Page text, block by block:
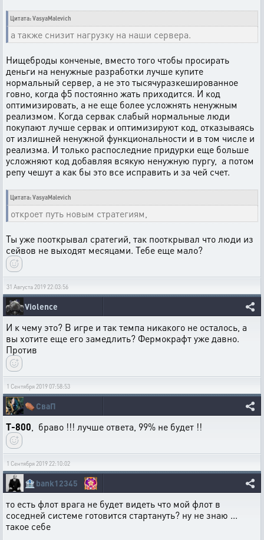
Цитата: VasyaMalevich
а также снизит нагрузку на наши сервера.
Нищеброды конченые, вместо того чтобы просирать
деньги на ненужные разработки лучше купите
нормальный сервер, а не это тысячуразкешированное
говно, когда ф5 постоянно жать приходится. И код
оптимизировать, а не еще более усложнять ненужным
реализмом. Когда сервак слабый нормальные люди
покупают лучше сервак и оптимизируют код, отказываясь
от излишней ненужной функциональности и в том числе и
реализма. И только распоследние придурки еще больше
усложняют код добавляя всякую ненужную пургу, а потом
репу чешут а как бы это все исправить и за чей счет.
Цитата: VasyaMalevich
откроет путь новым стратегиям,
Ты уже пооткрывал сратегий, так пооткрывал что люди из
сейвов не выходят месяцами. Тебе еще мало?
31 Августа 2019 22:03:56
Violence
И к чему это? В игре и так темпа никакого не осталось, а
вы хотите еще его замедлить? Фермокрафт уже давно.
Против
1 Сентября 2019 07:58:53
⚰️СваП
T-800 , браво !!! лучше ответа, 99% не будет !!
1 Сентября 2019 22:10:02
🏦 bank12345
то есть флот врага не будет видеть что мой флот в
соседней системе готовится стартануть? ну не знаю ...
такое себе